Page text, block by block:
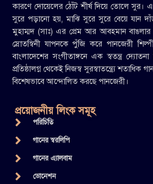
কারণে দোয়েলের ঠোঁট শীর্ষ দিয়ে তোলে সুর।
সুরে পড়ানো হয়, মাঝি সুরে সুরে বেয়ে যান
মুহাম্মদ (সাঃ) এর প্রেম আর আবহমান
স্রোতস্বিনী যাপনকে পুঁজি করে পানজেরী
বাংলাদেশের সংগীতাঙ্গনে এক স্বতন্ত্র
প্রতিষ্ঠালগ্ন থেকেই নিজস্ব সুরস্বাতন্ত্র্যে শতাধিক
বিশেষভাবে আন্দোলিত করছে পানজেরী।
প্রয়োজনীয় লিংক সমূহ
পরিচিতি
গানের স্বরলিপি
গানের এ্যালবাম
ডোনেশন